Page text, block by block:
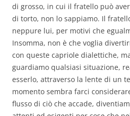
di grosso, in cui il fratello può
di torto, non lo sappiamo. Il
neppure lui, per motivi che
Insomma, non è che voglia
con queste capriole dialettiche,
guardiamo qualsiasi situazione,
esserlo, attraverso la lente di un
momento sembra farci
flusso di ciò che accade,